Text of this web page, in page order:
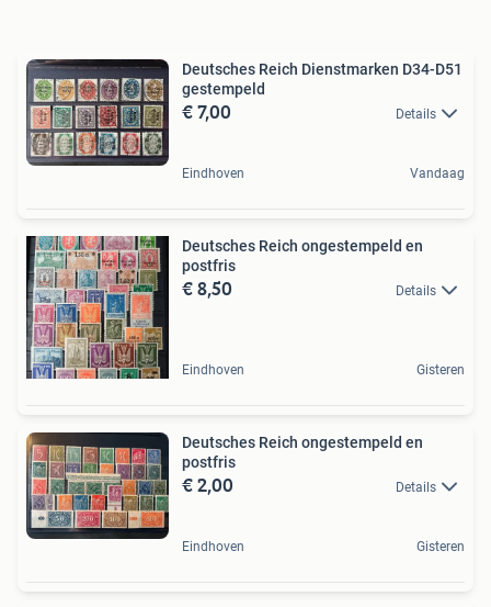
Deutsches Reich Dienstmarken D34-D51
gestempeld
€ 7,00 Details
Eindhoven Vandaag
Deutsches Reich ongestempeld en
postfris
€ 8,50 Details
Eindhoven Gisteren
Deutsches Reich ongestempeld en
postfris
€ 2,00 Details
Eindhoven Gisteren